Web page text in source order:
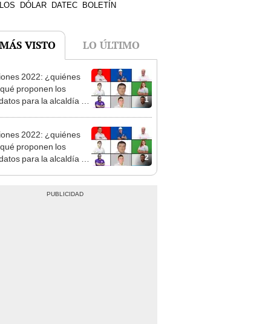
DÓLAR DATEC BOLETÍN
VISTO LO ÚLTIMO
1
2022: ¿quiénes
proponen los
para la alcaldía de
2
2022: ¿quiénes
proponen los
para la alcaldía de